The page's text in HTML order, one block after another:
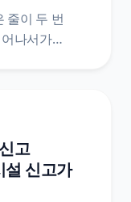
줄이 두 번
나서가
값으로 막는
고
신고가